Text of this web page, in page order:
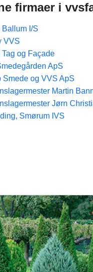
firmaer i
Ballum I/S
VVS
Tag og Façade
ApS
Smede og VVS ApS
Martin
Jørn
Smørum IVS